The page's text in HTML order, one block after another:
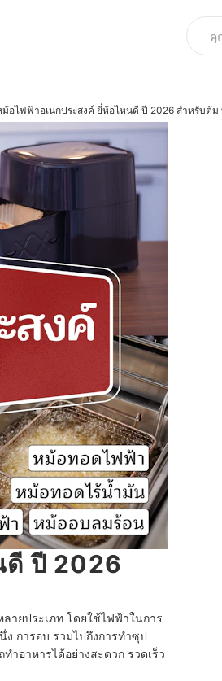
อไฟฟ้าอเนกประสงค์ ยี่ห้อไหนดี ปี 2026 สำหรับต้ม
ดี ปี 2026
ายประเภท โดยใช้ไฟฟ้าในการ
การอบ รวมไปถึงการทำซุป
อาหารได้อย่างสะดวก รวดเร็ว